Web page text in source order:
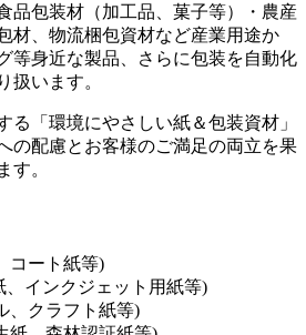
品包装材（加工品、菓子等）・農産
材、物流梱包資材など産業用途か
等身近な製品、さらに包装を自動化
扱います。
る「環境にやさしい紙＆包装資材」
の配慮とお客様のご満足の両立を果
す。
コート紙等)
、インクジェット用紙等)
、クラフト紙等)